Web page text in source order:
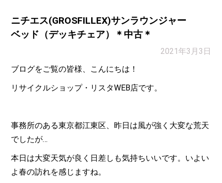
ニチエス(GROSFILLEX)サンラウンジャー
ベッド（デッキチェア）＊中古＊
2021年3月3日
ブログをご覧の皆様、こんにちは！
リサイクルショップ・リスタWEB店です。
事務所のある東京都江東区、昨日は風が強く大変な荒天
でしたが…
本日は大変天気が良く日差しも気持ちいいです。いよい
よ春の訪れを感じますね。